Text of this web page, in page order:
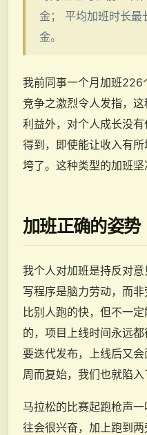
金； 平均加班时长最
金。
我前同事一个月加班226
竞争之激烈令人发指，
利益外，对个人成长没
得到，即使能让收入有
垮了。这种类型的加班坚
加班正确的姿势
我个人对加班是持反对
写程序是脑力劳动，而
比别人跑的快，但不一
的，项目上线时间永远
要迭代发布，上线后又
周而复始，我们也就陷入
马拉松的比赛起跑枪声
往会很兴奋，加上跑到